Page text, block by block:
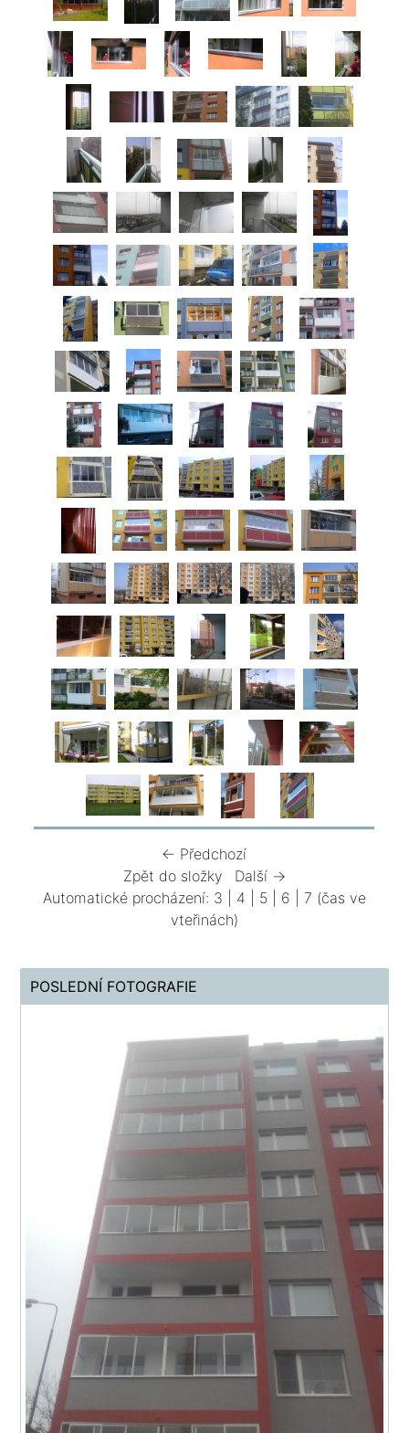
← Předchozí
Zpět do složky
Další →
Automatické procházení: 3 4 5 6 7 (čas ve
vteřinách)
POSLEDNÍ FOTOGRAFIE